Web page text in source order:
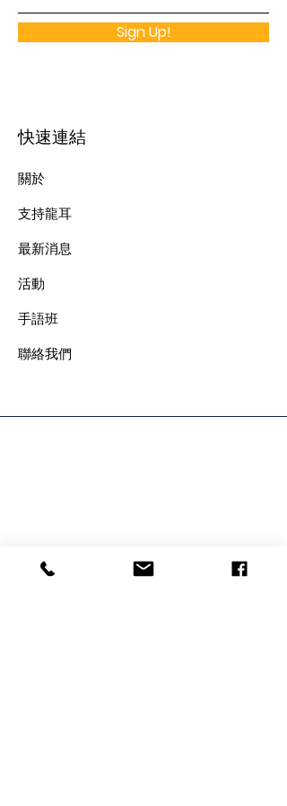
Sign Up!
快速連結
關於
支持龍耳
最新消息
​活動
手語班
​聯絡我們